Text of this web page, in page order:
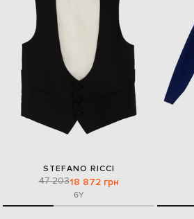
STEFANO RICCI
47 20318 872 грн
6Y